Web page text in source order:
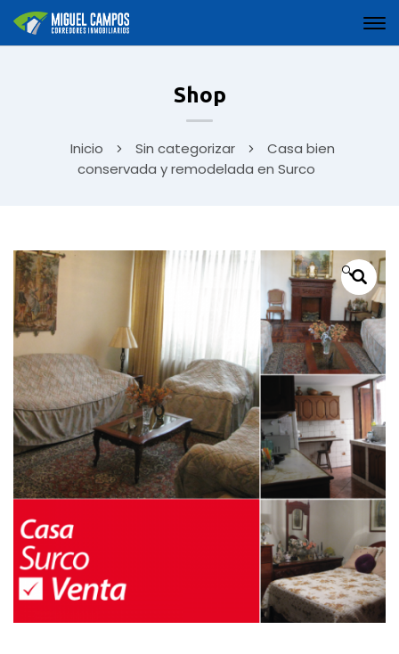
Shop
Inicio Sin categorizar
Casa bien
conservada y remodelada en Surco
🔍